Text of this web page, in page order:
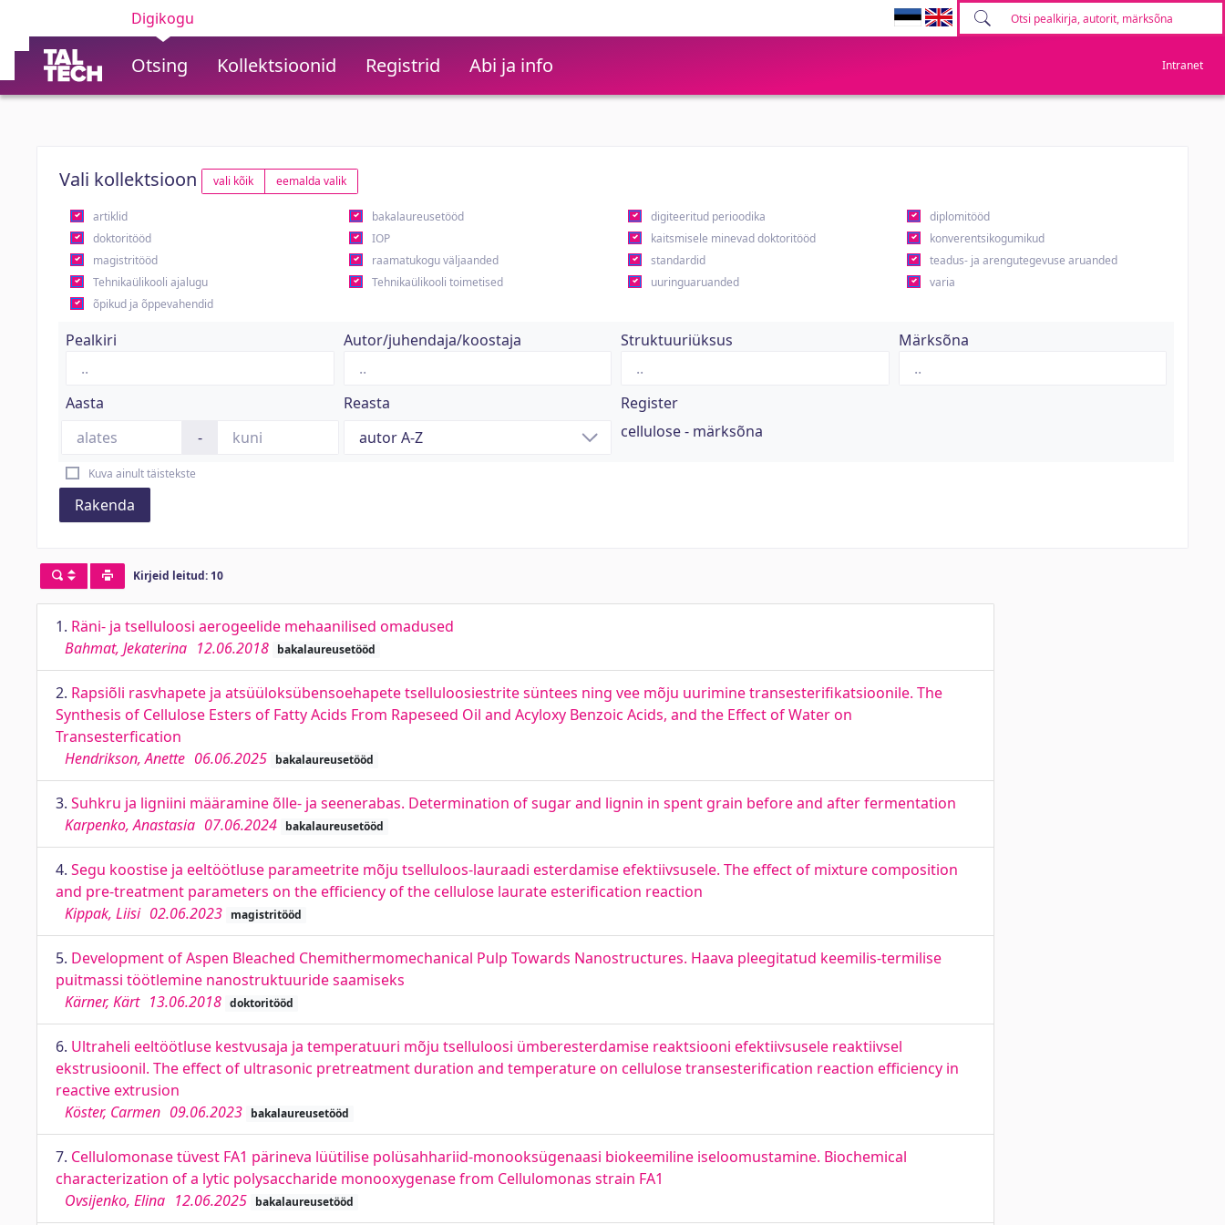
Digikogu
Otsing Kollektsioonid Registrid Abi ja info Intranet
Vali kollektsioon vali kõik eemalda valik
artiklid bakalaureusetööd digiteeritud perioodika
diplomitööd
doktoritööd
IOP kaitsmisele minevad doktoritööd
konverentsikogumikud
magistritööd
raamatukogu väljaanded standardid
teadus- ja arengutegevuse aruanded
Tehnikaülikooli ajalugu
Tehnikaülikooli toimetised uuringuaruanded
varia
õpikud ja õppevahendid
Pealkiri Autor/juhendaja/koostaja Struktuuriüksus Märksõna
Aasta
-
Reasta
Register
cellulose - märksõna
Kuva ainult täistekste
Rakenda
Kirjeid leitud: 10
1. Räni- ja tselluloosi aerogeelide mehaanilised omadused
Bahmat, Jekaterina 12.06.2018 bakalaureusetööd
2. Rapsiõli rasvhapete ja atsüüloksübensoehapete tselluloosiestrite süntees ning vee mõju uurimine transesterifikatsioonile. The
Synthesis of Cellulose Esters of Fatty Acids From Rapeseed Oil and Acyloxy Benzoic Acids, and the Effect of Water on
Transesterfication
Hendrikson, Anette 06.06.2025 bakalaureusetööd
3. Suhkru ja ligniini määramine õlle- ja seenerabas. Determination of sugar and lignin in spent grain before and after fermentation
Karpenko, Anastasia 07.06.2024 bakalaureusetööd
4. Segu koostise ja eeltöötluse parameetrite mõju tselluloos-lauraadi esterdamise efektiivsusele. The effect of mixture composition
and pre-treatment parameters on the efficiency of the cellulose laurate esterification reaction
Kippak, Liisi 02.06.2023 magistritööd
5. Development of Aspen Bleached Chemithermomechanical Pulp Towards Nanostructures. Haava pleegitatud keemilis-termilise
puitmassi töötlemine nanostruktuuride saamiseks
Kärner, Kärt 13.06.2018 doktoritööd
6. Ultraheli eeltöötluse kestvusaja ja temperatuuri mõju tselluloosi ümberesterdamise reaktsiooni efektiivsusele reaktiivsel
ekstrusioonil. The effect of ultrasonic pretreatment duration and temperature on cellulose transesterification reaction efficiency in
reactive extrusion
Köster, Carmen 09.06.2023 bakalaureusetööd
7. Cellulomonase tüvest FA1 pärineva lüütilise polüsahhariid-monooksügenaasi biokeemiline iseloomustamine. Biochemical
characterization of a lytic polysaccharide monooxygenase from Cellulomonas strain FA1
Ovsijenko, Elina 12.06.2025 bakalaureusetööd